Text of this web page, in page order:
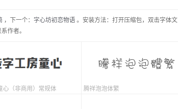
， 下一个： 字心坊初恋物语 。安装方法：打开压缩包，双击字体文
作者。
心（非商用）常规体 腾祥泡泡体繁